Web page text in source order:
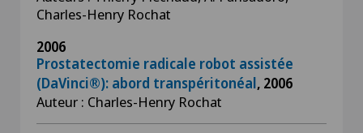
Charles-Henry Rochat
2006
Prostatectomie radicale robot assistée
(DaVinci®): abord transpéritonéal, 2006
Auteur : Charles-Henry Rochat